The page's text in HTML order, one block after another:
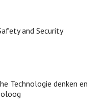
and Security
Technologie denken en